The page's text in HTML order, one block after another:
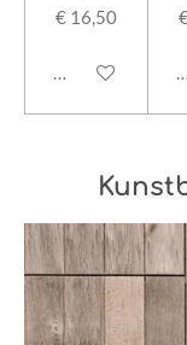
€ 16,50
In winkelwagen